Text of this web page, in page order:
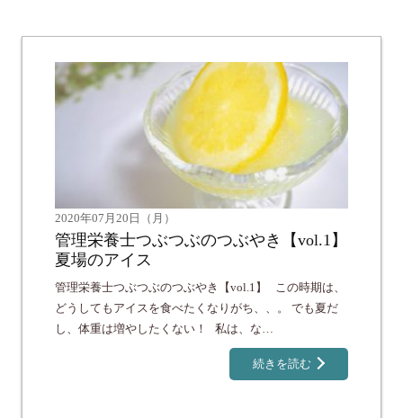
2020年07月20日（月）
管理栄養士つぶつぶのつぶやき【vol.1】
夏場のアイス
管理栄養士つぶつぶのつぶやき【vol.1】 この時期は、
どうしてもアイスを食べたくなりがち、、。 でも夏だ
し、体重は増やしたくない！ 私は、な…
続きを読む